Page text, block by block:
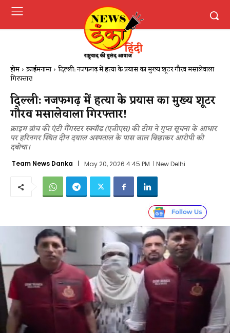
होम क्राईमनामा दिल्ली: नजफगढ़ में हत्या के प्रयास का मुख्य शूटर गौरव मसालेवाला
गिरफ्तार!
दिल्ली: नजफगढ़ में हत्या के प्रयास का मुख्य शूटर
गौरव मसालेवाला गिरफ्तार!
क्राइम ब्रांच की एंटी गैंगस्टर स्क्वॉड (एजीएस) की टीम ने गुप्त सूचना के आधार
पर हरिनगर स्थित दीन दयाल अस्पताल के पास जाल बिछाकर आरोपी को
दबोचा।
Team News Danka May 20, 2026 4:45 PM New Delhi